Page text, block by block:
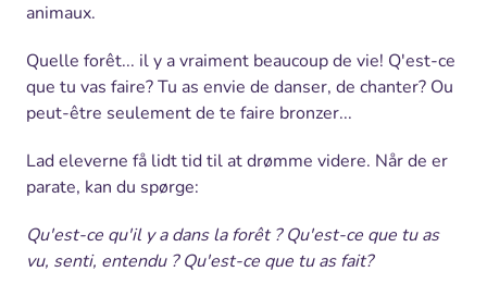
animaux.
Quelle forêt... il y a vraiment beaucoup de vie! Q'est-ce
que tu vas faire? Tu as envie de danser, de chanter? Ou
peut-être seulement de te faire bronzer...
Lad eleverne få lidt tid til at drømme videre. Når de er
parate, kan du spørge:
Qu'est-ce qu'il y a dans la forêt ?Qu'est-ce que tu as
vu, senti, entendu ? Qu'est-ce que tu as fait?